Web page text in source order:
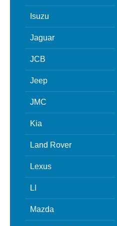
Isuzu
Jaguar
JCB
Jeep
JMC
Kia
Land Rover
Lexus
LI
Mazda